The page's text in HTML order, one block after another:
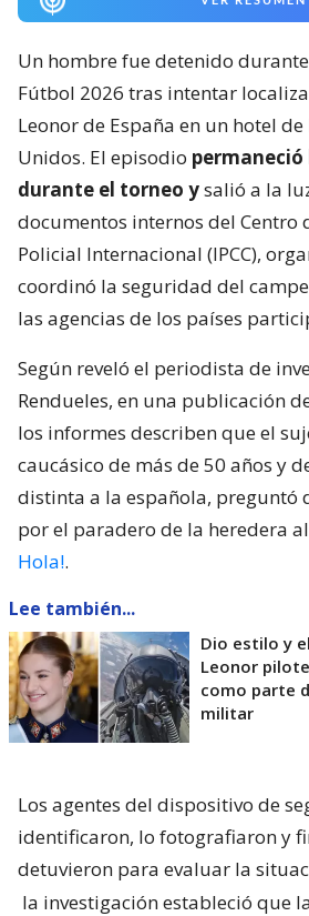
Un hombre fue detenido
Fútbol 2026 tras intentar
Leonor de España en un hotel
Unidos. El episodio permaneció
durante el torneo ysalió a la
documentos internos del Centro
Policial Internacional (IPCC),
coordinó la seguridad del
las agencias de los países
Según reveló el periodista de
Rendueles, en una publicación
los informes describen que el
caucásico de más de 50 años y
distinta a la española, preguntó
por el paradero de la heredera
Hola!.
Lee también...
Dio estilo y
Leonor
como parte
militar
Los agentes del dispositivo de
identificaron, lo fotografiaron y
detuvieron para evaluar la
la investigación estableció que